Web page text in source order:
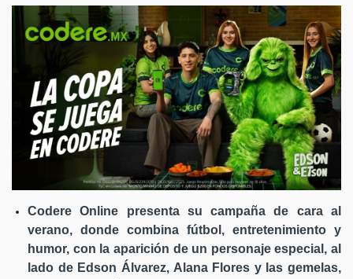
Codere Online presenta su campaña de cara al
verano, donde combina fútbol, entretenimiento y
humor, con la aparición de un personaje especial, al
lado de Edson Álvarez, Alana Flores y las gemelas,